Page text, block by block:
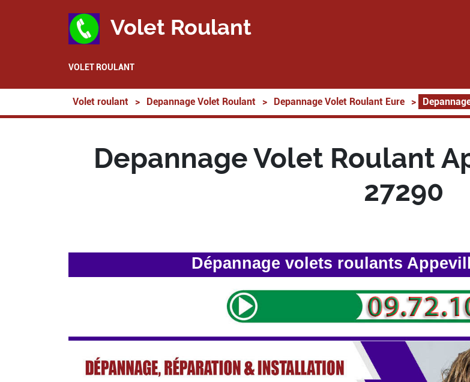
Volet Roulant
VOLET ROULANT
Volet roulant > Depannage Volet Roulant > Depannage Volet Roulant Eure >
Depannage Volet Roulant
27290
Dépannage volets roulants